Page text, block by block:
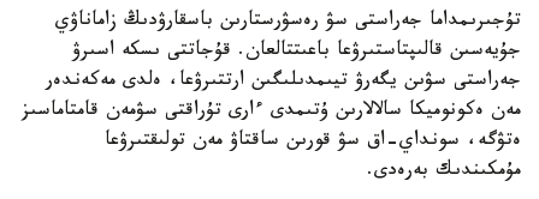
تۇجىرىمداما جەراستى سۋ رەسۋرستارىن باسقارۋدىڭ زاماناۋي
جۇيەسىن قالىپتاستىرۋعا باعىتتالعان. قۇجاتتى ىسكە اسىرۋ
جەراستى سۋىن يگەرۋ تيىمدىلىگىن ارتتىرۋعا، ەلدى مەكەندەر
مەن ەكونوميكا سالالارىن ۇتىمدى ءارى تۇراقتى سۋمەن قامتاماسىز
ەتۋگە، سونداي-اق سۋ قورىن ساقتاۋ مەن تولىقتىرۋعا
مۇمكىندىك بەرەدى.